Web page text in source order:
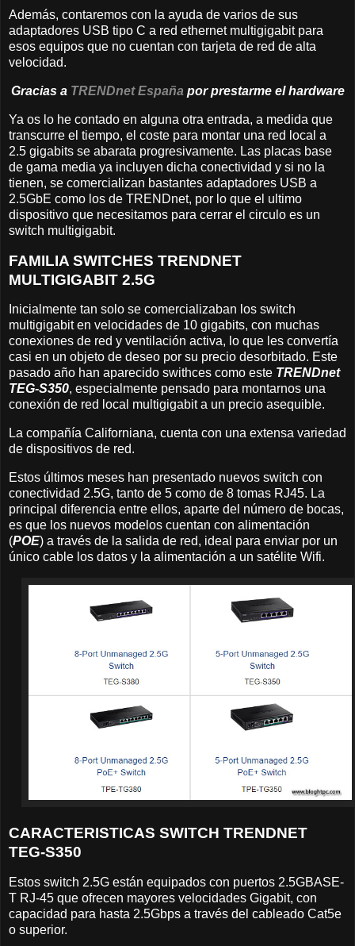
Además, contaremos con la ayuda de varios de sus
adaptadores USB tipo C a red ethernet multigigabit para
esos equipos que no cuentan con tarjeta de red de alta
velocidad.
Gracias a TRENDnet España por prestarme el hardware
Ya os lo he contado en alguna otra entrada, a medida que
transcurre el tiempo, el coste para montar una red local a
2.5 gigabits se abarata progresivamente. Las placas base
de gama media ya incluyen dicha conectividad y si no la
tienen, se comercializan bastantes adaptadores USB a
2.5GbE como los de TRENDnet, por lo que el ultimo
dispositivo que necesitamos para cerrar el circulo es un
switch multigigabit.
FAMILIA SWITCHES TRENDNET
MULTIGIGABIT 2.5G
Inicialmente tan solo se comercializaban los switch
multigigabit en velocidades de 10 gigabits, con muchas
conexiones de red y ventilación activa, lo que les convertía
casi en un objeto de deseo por su precio desorbitado. Este
pasado año han aparecido swithces como este TRENDnet
TEG-S350, especialmente pensado para montarnos una
conexión de red local multigigabit a un precio asequible.
La compañía Californiana, cuenta con una extensa variedad
de dispositivos de red.
Estos últimos meses han presentado nuevos switch con
conectividad 2.5G, tanto de 5 como de 8 tomas RJ45. La
principal diferencia entre ellos, aparte del número de bocas,
es que los nuevos modelos cuentan con alimentación
(POE) a través de la salida de red, ideal para enviar por un
único cable los datos y la alimentación a un satélite Wifi.
CARACTERISTICAS SWITCH TRENDNET
TEG-S350
Estos switch 2.5G están equipados con puertos 2.5GBASE-
T RJ-45 que ofrecen mayores velocidades Gigabit, con
capacidad para hasta 2.5Gbps a través del cableado Cat5e
o superior.